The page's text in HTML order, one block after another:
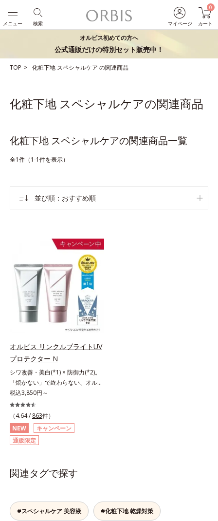
マイページ
0
カート
検索
メニュー
オルビス初めての方へ
公式通販だけの特別セット販売中！
TOP 化粧下地 スペシャルケア の関連商品
化粧下地 スペシャルケアの関連商品
化粧下地 スペシャルケアの関連商品一覧
全1件（1-1件を表示）
並び順 おすすめ順
オルビス リンクルブライトUV
プロテクター N
シワ改善・美白(*1) × 防御力(*2)。
「焼かない」で終わらない、オルビ
ス最高峰(*3)日焼け止め。シワ改
善・美白(*1) × 防御力(*2)「焼かな
い」で終わらないオルビス最高峰
(*3)顔用日焼け止めです。ポーラ化
成の独自研究による、紫外線に反応
して強固な膜を形成する技術「瞬間
厚く強靭に進化することで、紫外線
(*6)します。有効成分「ナイアシン
アミド」配合。真皮のコラーゲン産
税込3,850円～
（4.64 / 863件）
NEW
キャンペーン
通販限定
関連タグで探す
#スペシャルケア 美容液 #化粧下地 乾燥対策